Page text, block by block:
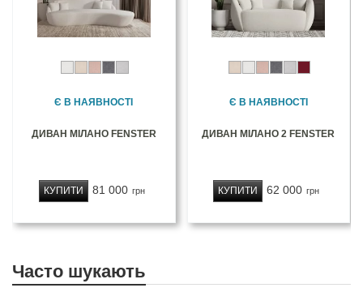
Є В НАЯВНОСТІ
ДИВАН МІЛАНО FENSTER
81 000 грн
КУПИТИ
Є В НАЯВНОСТІ
ДИВАН МІЛАНО 2 FENSTER
62 000 грн
КУПИТИ
Часто шукають